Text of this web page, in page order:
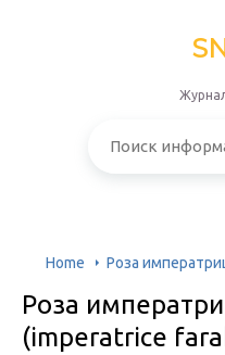
Home Роза
Роза
(imperatrice